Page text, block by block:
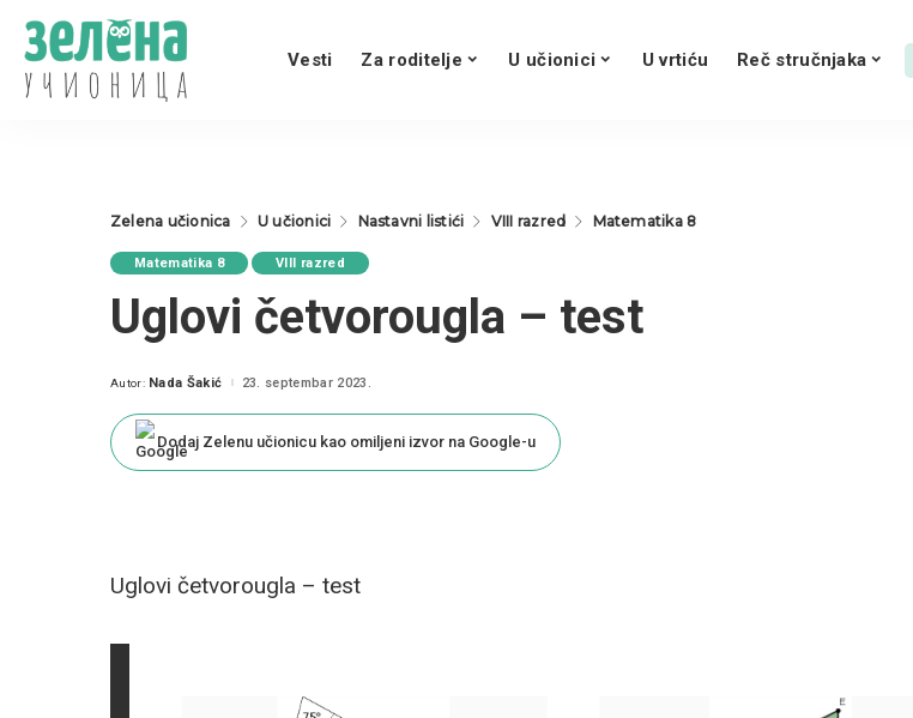
Vesti Za roditelje U učionici U vrtiću Reč stručnjaka
Zelena učionica U učionici Nastavni listići VIII razred Matematika 8
Matematika 8 VIII razred
Uglovi četvorougla – test
Posted
Autor: Nada Šakić 23. septembar 2023.
Dodaj Zelenu učionicu kao omiljeni izvor na Google-u
Uglovi četvorougla – test